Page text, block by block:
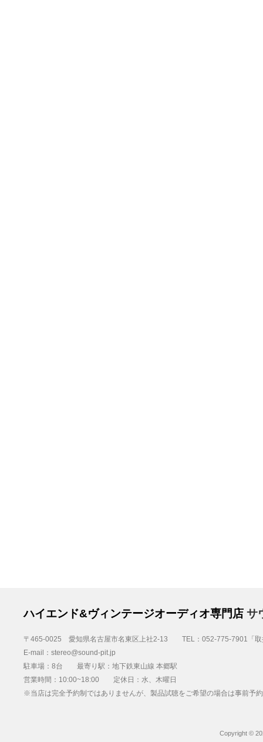
ハイエンド&ヴィンテージオーディオ専門店 サ
〒465-0025 愛知県名古屋市名東区上社2-13 TEL：052-775-7901「取
E-mail：stereo@sound-pit.jp
駐車場：8台 最寄り駅：地下鉄東山線 本郷駅
営業時間：10:00~18:00 定休日：水、木曜日
※当店は完全予約制ではありませんが、製品試聴をご希望の場合は事前予
Copyright ©